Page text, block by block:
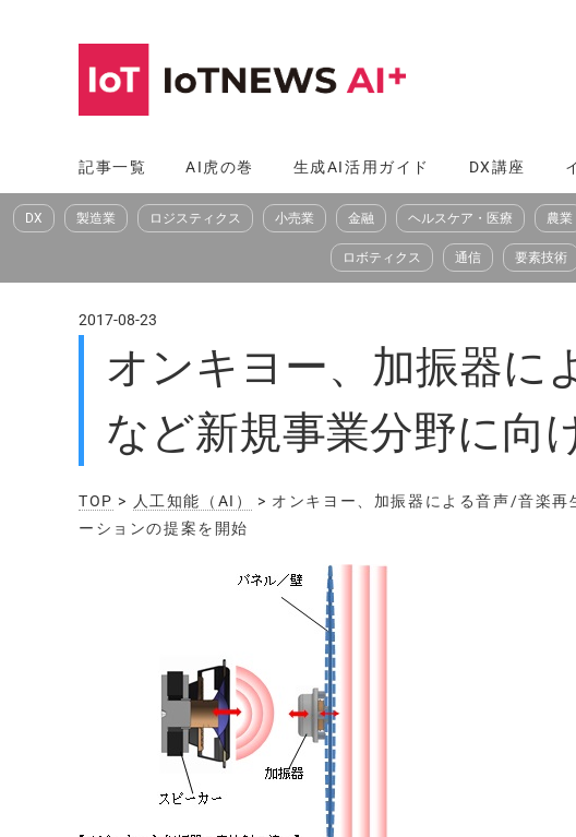
へ
ス
記事一覧 AI虎の巻 生成AI活用ガイド DX講座
DX 製造業 ロジスティクス 小売業 金融 ヘルスケア・医療 農業
ロボティクス 通信 要素技術
2017-08-23
オンキヨー、加振器に
など新規事業分野に向
TOP > 人工知能（AI）
> オンキヨー、加振器による音声/音楽
ーションの提案を開始